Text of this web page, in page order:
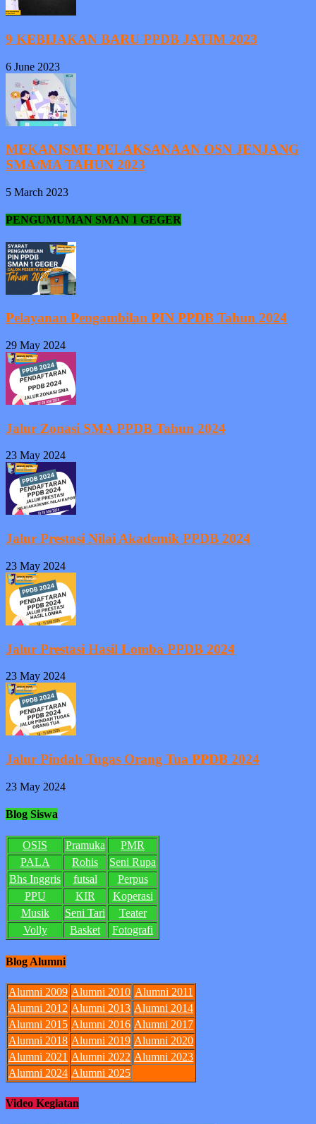
9 KEBIJAKAN BARU PPDB JATIM 2023
6 June 2023
MEKANISME PELAKSANAAN OSN JENJANG
SMA/MA TAHUN 2023
5 March 2023
PENGUMUMAN SMAN 1 GEGER
Pelayanan Pengambilan PIN PPDB Tahun 2024
29 May 2024
Jalur Zonasi SMA PPDB Tahun 2024
23 May 2024
Jalur Prestasi Nilai Akademik PPDB 2024
23 May 2024
Jalur Prestasi Hasil Lomba PPDB 2024
23 May 2024
Jalur Pindah Tugas Orang Tua PPDB 2024
23 May 2024
Blog Siswa
OSIS Pramuka
PMR
PALA
Rohis
Seni Rupa
Bhs Inggris
futsal
Perpus
PPU
KIR
Koperasi
Musik
Seni Tari
Teater
Volly
Basket Fotografi
Blog Alumni
Alumni 2009 Alumni 2010 Alumni 2011
Alumni 2012 Alumni 2013 Alumni 2014
Alumni 2015 Alumni 2016 Alumni 2017
Alumni 2018 Alumni 2019 Alumni 2020
Alumni 2021 Alumni 2022 Alumni 2023
Alumni 2024 Alumni 2025
Video Kegiatan